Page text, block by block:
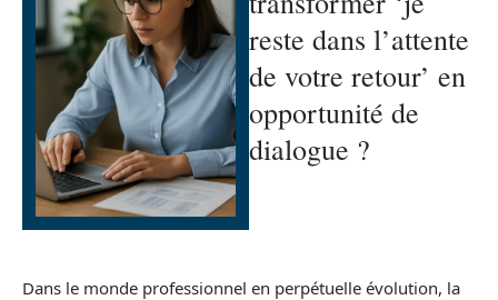
reste dans l’attente
de votre retour’ en
opportunité de
dialogue ?
Dans le monde professionnel en perpétuelle évolution, la